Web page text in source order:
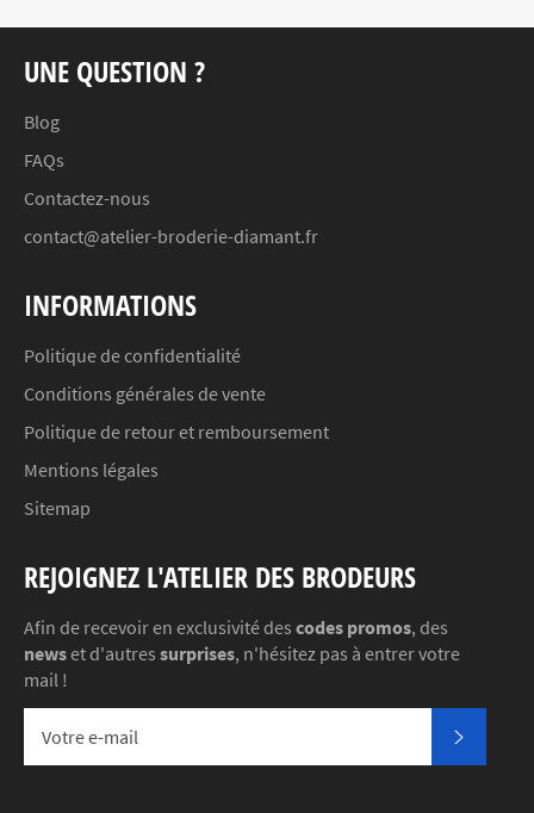
UNE QUESTION ?
Blog
FAQs
Contactez-nous
contact@atelier-broderie-diamant.fr
INFORMATIONS
Politique de confidentialité
Conditions générales de vente
Politique de retour et remboursement
Mentions légales
Sitemap
REJOIGNEZ L'ATELIER DES BRODEURS
Afin de recevoir en exclusivité des codes promos, des
newset d'autres surprises, n'hésitez pas à entrer votre
mail !